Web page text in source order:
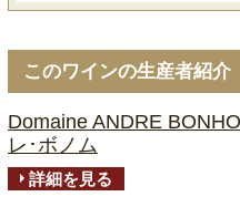
このワインの生産者紹介
Domaine ANDRE
レ･ボノム
詳細を見る